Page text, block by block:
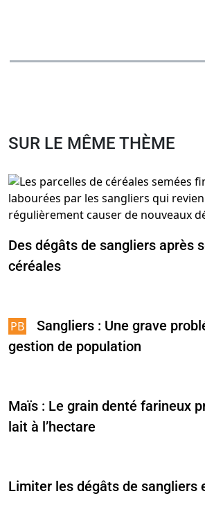
SUR LE MÊME THÈME
Des dégâts de sangliers après
céréales
Sangliers : Une grave
gestion de population
Maïs : Le grain denté farineux
lait à l’hectare
Limiter les dégâts de sangliers